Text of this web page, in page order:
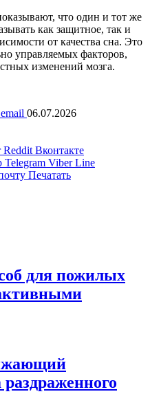
что один и тот же
как защитное, так и
от качества сна. Это
управляемых факторов,
изменений мозга.
06.07.2026
Reddit Вконтакте
Telegram Viber Line
Печатать
для пожилых